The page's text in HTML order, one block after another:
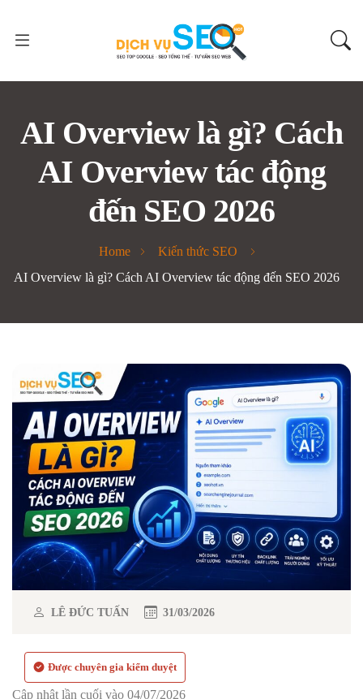
AI Overview là gì? Cách
AI Overview tác động
đến SEO 2026
Home
Kiến thức SEO
AI Overview là gì? Cách AI Overview tác động đến SEO 2026
LÊ ĐỨC TUẤN 31/03/2026
Được chuyên gia kiểm duyệt
Cập nhật lần cuối vào 04/07/2026